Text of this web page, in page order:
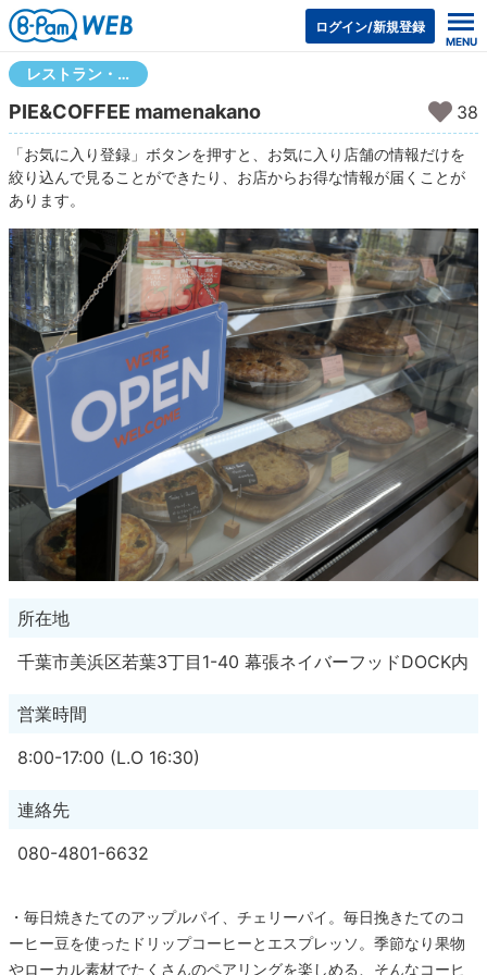
ログイン/新規登録
レストラン・フード
38
PIE&COFFEE mamenakano
「お気に入り登録」ボタンを押すと、お気に入り店舗の情報だけを
絞り込んで見ることができたり、お店からお得な情報が届くことが
あります。
所在地
千葉市美浜区若葉3丁目1-40 幕張ネイバーフッドDOCK内
営業時間
8:00-17:00 (L.O 16:30)
連絡先
080-4801-6632
・毎日焼きたてのアップルパイ、チェリーパイ。毎日挽きたてのコ
ーヒー豆を使ったドリップコーヒーとエスプレッソ。季節なり果物
やローカル素材でたくさんのペアリングを楽しめる、そんなコーヒ